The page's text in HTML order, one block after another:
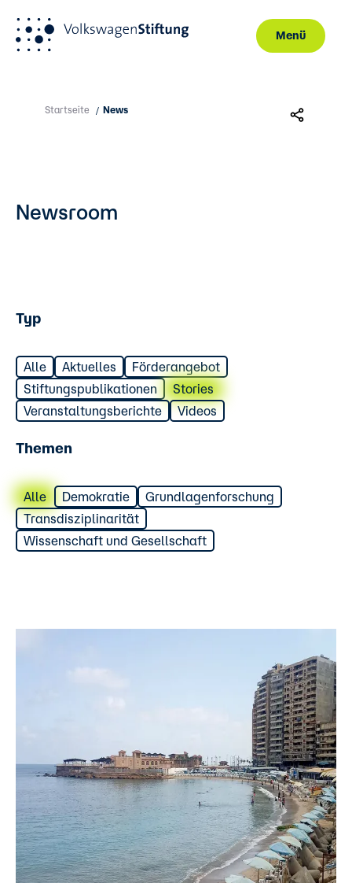
Menü
Startseite / News
Newsroom
Typ
Alle Aktuelles
Förderangebot
Stiftungspublikationen
Stories
Veranstaltungsberichte
Videos
Themen
Alle Demokratie
Grundlagenforschung
Transdisziplinarität
Wissenschaft und Gesellschaft